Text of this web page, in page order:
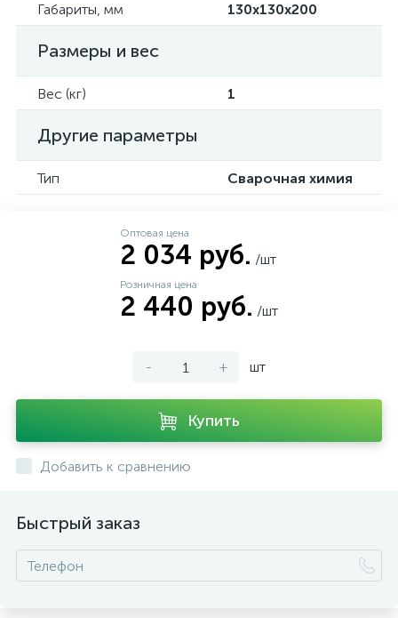
Габариты, мм
130х130х200
Размеры и вес
Вес (кг) 1
Другие параметры
Тип Сварочная химия
Оптовая цена
2 034 руб. /шт
Розничная цена
2 440 руб. /шт
- + шт
Купить
Добавить к сравнению
Быстрый заказ